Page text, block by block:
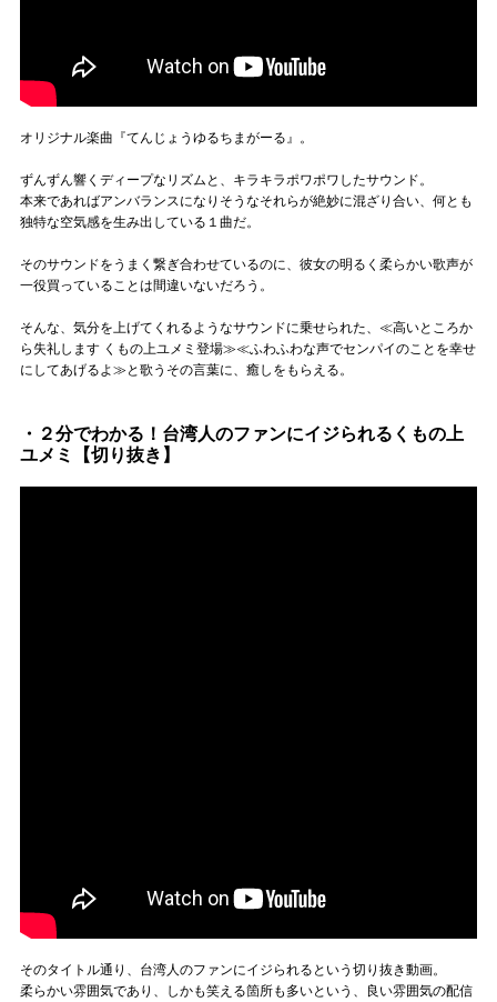
オリジナル楽曲『てんじょうゆるちまがーる』。
ずんずん響くディープなリズムと、キラキラポワポワしたサウンド。
本来であればアンバランスになりそうなそれらが絶妙に混ざり合い、何とも
独特な空気感を生み出している１曲だ。
そのサウンドをうまく繋ぎ合わせているのに、彼女の明るく柔らかい歌声が
一役買っていることは間違いないだろう。
そんな、気分を上げてくれるようなサウンドに乗せられた、≪高いところか
ら失礼します くもの上ユメミ登場≫≪ふわふわな声でセンパイのことを幸せ
にしてあげるよ≫と歌うその言葉に、癒しをもらえる。
・２分でわかる！台湾人のファンにイジられるくもの上
ユメミ【切り抜き】
そのタイトル通り、台湾人のファンにイジられるという切り抜き動画。
柔らかい雰囲気であり、しかも笑える箇所も多いという、良い雰囲気の配信